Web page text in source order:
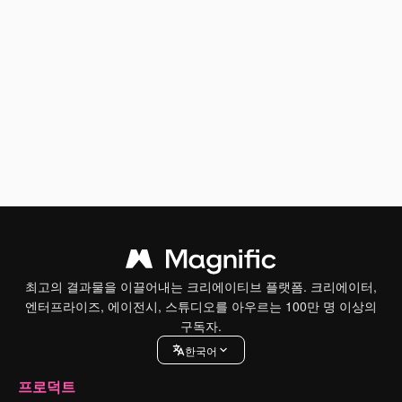
최고의 결과물을 이끌어내는 크리에이티브 플랫폼. 크리에이터,
엔터프라이즈, 에이전시, 스튜디오를 아우르는 100만 명 이상의
구독자.
한국어
프로덕트